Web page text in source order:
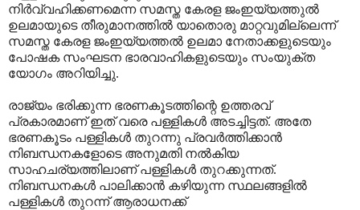
നിര്‍വ്വഹിക്കണമെന്ന സമസ്ത കേരള ജംഇയ്യത്തുല്‍
ഉലമായുടെ തീരുമാനത്തില്‍ യാതൊരു മാറ്റവുമില്ലെന്ന്
സമസ്ത കേരള ജംഇയ്യത്തല്‍ ഉലമാ നേതാക്കളുടെയും
പോഷക സംഘടന ഭാരവാഹികളുടെയും സംയുക്ത
യോഗം അറിയിച്ചു.
രാജ്യം ഭരിക്കുന്ന ഭരണകൂടത്തിന്റെ ഉത്തരവ്
പ്രകാരമാണ് ഇത് വരെ പള്ളികള്‍ അടച്ചിട്ടത്. അതേ
ഭരണകൂടം പള്ളികള്‍ തുറന്നു പ്രവര്‍ത്തിക്കാന്‍
നിബന്ധനകളോടെ അനുമതി നല്‍കിയ
സാഹചര്യത്തിലാണ് പള്ളികള്‍ തുറക്കുന്നത്.
നിബന്ധനകള്‍ പാലിക്കാന്‍ കഴിയുന്ന സ്ഥലങ്ങളില്‍
പള്ളികള്‍ തുറന്ന് ആരാധനക്ക്